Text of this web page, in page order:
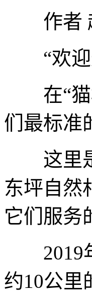
作者
“欢迎
在“猫
们最标准
这里是
东坪自然
它们服务
2019年
约10公里